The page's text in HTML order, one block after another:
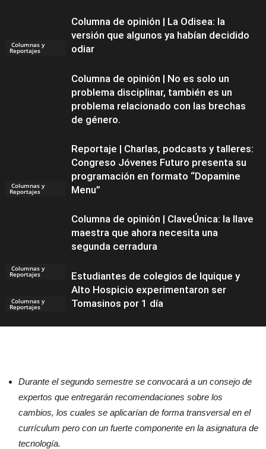
Columnas y
Reportajes
Columna de opinión | La Odisea: la
versión que algunos ya habían decidido
odiar
Columnas y
Reportajes
Columna de opinión | No es solo un
problema disciplinar, también es un
problema relacionado con las brechas
de género.
Columnas y
Reportajes
Reportaje | Charlas, podcasts y talleres:
Congreso Jóvenes Futuro presenta su
programación en formato “Dopamine
Menu”
Columnas y
Reportajes
Columna de opinión | ClaveÚnica: la llave
maestra que ahora necesita una
segunda cerradura
Estudiantes de colegios de Iquique y
Alto Hospicio experimentaron ser
Tomasinos por 1 día
Durante el segundo semestre se convocará a un consejo de
expertos que entregarán recomendaciones sobre los
cambios, los cuales se aplicarían de forma transversal en el
currículum pero con un fuerte componente en la asignatura de
tecnología.